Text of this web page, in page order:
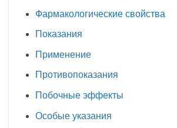
Фармакологические свойства
Показания
Применение
Противопоказания
Побочные эффекты
Особые указания